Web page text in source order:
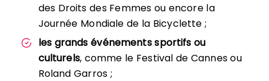
des Droits des Femmes ou encore la
Journée Mondiale de la Bicyclette ;
les grands événements sportifs ou
culturels, comme le Festival de Cannes ou
Roland Garros ;